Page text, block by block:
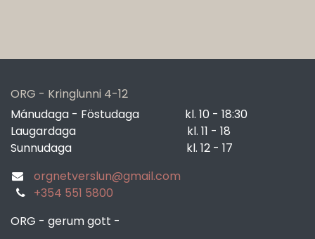
ORG - Kringlunni 4-12
Mánudaga - Föstudaga
​kl. 10 - 18:30
Laugardaga
​kl. 11 - 18
Sunnudaga
​kl. 12 - 17
orgnetverslun@gmail.com
+354 551 5800
ORG - gerum gott -